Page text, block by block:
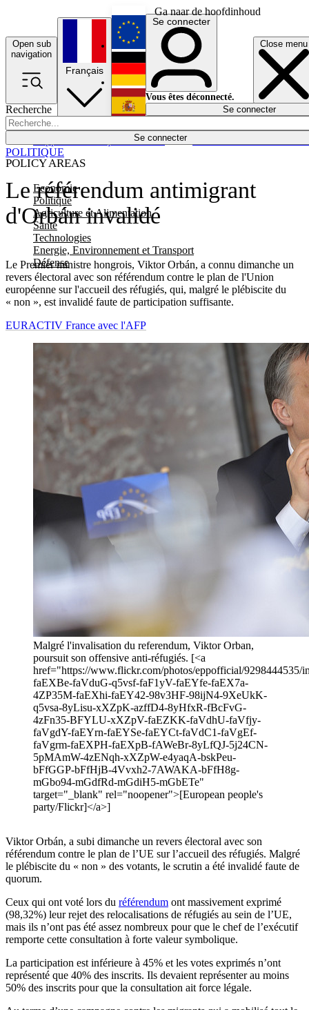
Ga naar de hoofdinhoud
Open sub
navigation
Close menu
Recherche
Se connecter
POLICY AREAS
Economie
Politique
Agriculture et Alimentation
Santé
Technologies
Energie, Environnement et Transport
Défense
Économie
Français
English
Deutsch
Español
Se connecter
Vous êtes déconnecté.
Se connecter
Le référendum antimigrant
d'Orbán invalidé
Le Premier ministre hongrois, Viktor Orbán, a connu dimanche un
revers électoral avec son référendum contre le plan de l'Union
européenne sur l'accueil des réfugiés, qui, malgré le plébiscite du
« non », est invalidé faute de participation suffisante.
POLITIQUE
EURACTIV France avec l'AFP
Malgré l'invalisation du referendum, Viktor Orban,
poursuit son offensive anti-réfugiés. [<a
href="https://www.flickr.com/photos/eppofficial/9298444535/
faEXBe-faVduG-q5vsf-faF1yV-faEYfe-faEX7a-
4ZP35M-faEXhi-faEY42-98v3HF-98ijN4-9XeUkK-
q5vsa-8yLisu-xXZpK-azffD4-8yHfxR-fBcFvG-
4zFn35-BFYLU-xXZpV-faEZKK-faVdhU-faVfjy-
faVgdY-faEYrn-faEYSe-faEYCt-faVdC1-faVgEf-
faVgrm-faEXPH-faEXpB-fAWeBr-8yLfQJ-5j24CN-
5pMAmW-4zENqh-xXZpW-e4yaqA-bskPeu-
bFfGGP-bFfHjB-4Vvxh2-7AWAKA-bFfH8g-
mGbo94-mGdfRd-mGdiH5-mGbETe"
target="_blank" rel="noopener">[European people's
party/Flickr]</a>]
Viktor Orbán, a subi dimanche un revers électoral avec son
référendum contre le plan de l’UE sur l’accueil des réfugiés. Malgré
le plébiscite du « non » des votants, le scrutin a été invalidé faute de
quorum.
Ceux qui ont voté lors du référendum ont massivement exprimé
(98,32%) leur rejet des relocalisations de réfugiés au sein de l’UE,
mais ils n’ont pas été assez nombreux pour que le chef de l’exécutif
remporte cette consultation à forte valeur symbolique.
La participation est inférieure à 45% et les votes exprimés n’ont
représenté que 40% des inscrits. Ils devaient représenter au moins
50% des inscrits pour que la consultation ait force légale.